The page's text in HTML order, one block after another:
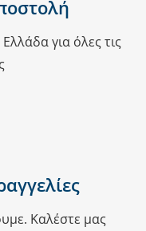
για όλες τις
Καλέστε μας